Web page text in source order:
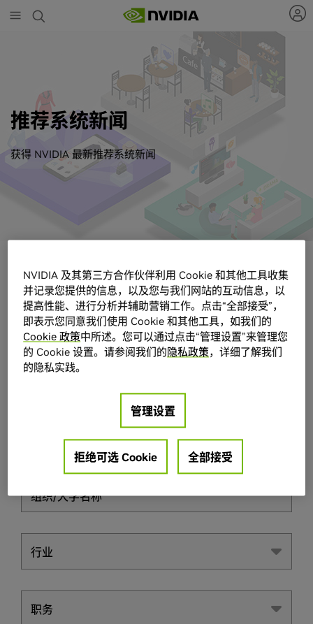
to
推荐系统新闻
获得 NVIDIA 最新推荐系统新闻
获取最新的推荐系统新闻
名字
工作电子邮件地址
组织/大学名称
行业
行业
职务
职务
NVIDIA 及其第三方合作伙伴利用 Cookie 和其他工具收集
并记录您提供的信息，以及您与我们网站的互动信息，以
提高性能、进行分析并辅助营销工作。点击“全部接受”，
即表示您同意我们使用 Cookie 和其他工具，如我们的
Cookie 政策中所述。您可以通过点击“管理设置”来管理您
的 Cookie 设置。请参阅我们的隐私政策，详细了解我们
的隐私实践。
管理设置
拒绝可选 Cookie 全部接受